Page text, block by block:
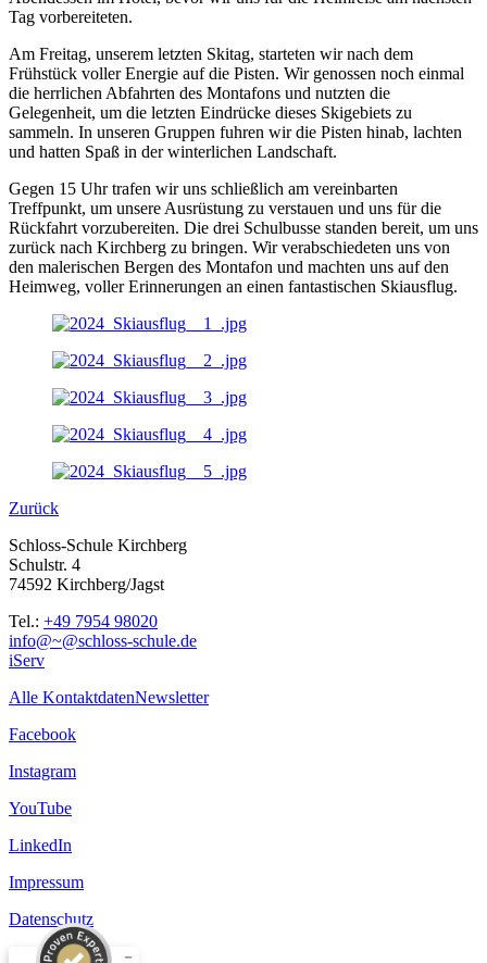
Tag vorbereiteten.
Am Freitag, unserem letzten Skitag, starteten wir nach dem
Frühstück voller Energie auf die Pisten. Wir genossen noch einmal
die herrlichen Abfahrten des Montafons und nutzten die
Gelegenheit, um die letzten Eindrücke dieses Skigebiets zu
sammeln. In unseren Gruppen fuhren wir die Pisten hinab, lachten
und hatten Spaß in der winterlichen Landschaft.
Gegen 15 Uhr trafen wir uns schließlich am vereinbarten
Treffpunkt, um unsere Ausrüstung zu verstauen und uns für die
Rückfahrt vorzubereiten. Die drei Schulbusse standen bereit, um uns
zurück nach Kirchberg zu bringen. Wir verabschiedeten uns von
den malerischen Bergen des Montafon und machten uns auf den
Heimweg, voller Erinnerungen an einen fantastischen Skiausflug.
Zurück
Schloss-Schule Kirchberg
Schulstr. 4
74592 Kirchberg/Jagst
Tel.: +49 7954 98020
info@~@schloss-schule.de
iServ
Alle KontaktdatenNewsletter
Facebook
Instagram
YouTube
LinkedIn
Impressum
Datenschutz